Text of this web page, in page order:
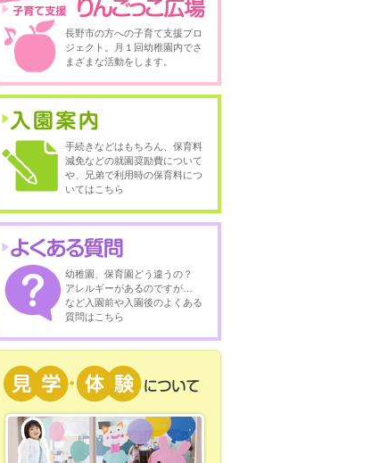
長野市の方への子育て支援プロ
ジェクト。月１回幼稚園内でさ
まざまな活動をします。
手続きなどはもちろん、保育料
減免などの就園奨励費について
や、兄弟で利用時の保育料につ
いてはこちら
幼稚園、保育園どう違うの？
アレルギーがあるのですが…
など入園前や入園後のよくある
質問はこちら